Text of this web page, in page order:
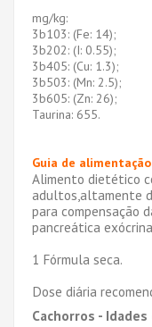
mg/kg:
3b103: (Fe: 14);
3b202: (I: 0.55);
3b405: (Cu: 1.3);
3b503: (Mn: 2.5);
3b605: (Zn: 26);
Taurina: 655.
Guia de alimentação
Alimento dietético
adultos,altamente
para compensação
pancreática
1 Fórmula seca.
Dose diária
Cachorros - Idades